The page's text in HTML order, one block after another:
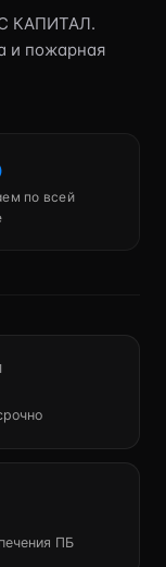
КАПИТАЛ.
и пожарная
по всей
ПБ